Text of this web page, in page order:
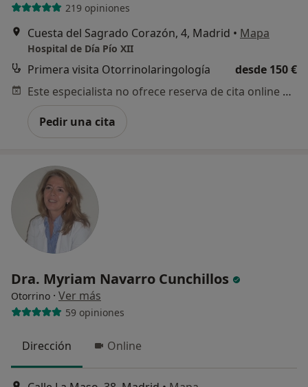
219 opiniones
Cuesta del Sagrado Corazón, 4, Madrid • Mapa
Hospital de Día Pío XII
Primera visita Otorrinolaringología
desde 150 €
Este especialista no ofrece reserva de cita online en esta dirección.
Pedir una cita
Dra. Myriam Navarro Cunchillos
Otorrino · Ver más
59 opiniones
Dirección Online